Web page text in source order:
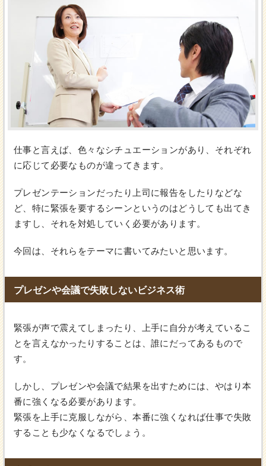
仕事と言えば、色々なシチュエーションがあり、それぞれ
に応じて必要なものが違ってきます。
プレゼンテーションだったり上司に報告をしたりなどな
ど、特に緊張を要するシーンというのはどうしても出てき
ますし、それを対処していく必要があります。
今回は、それらをテーマに書いてみたいと思います。
プレゼンや会議で失敗しないビジネス術
緊張が声で震えてしまったり、上手に自分が考えているこ
とを言えなかったりすることは、誰にだってあるもので
す。
しかし、プレゼンや会議で結果を出すためには、やはり本
番に強くなる必要があります。
緊張を上手に克服しながら、本番に強くなれば仕事で失敗
することも少なくなるでしょう。